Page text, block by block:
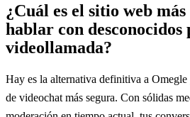
¿Cuál es el sitio web
hablar con desconocidos
videollamada?
Hay es la alternativa definitiva a
de videochat más segura. Con sólidas